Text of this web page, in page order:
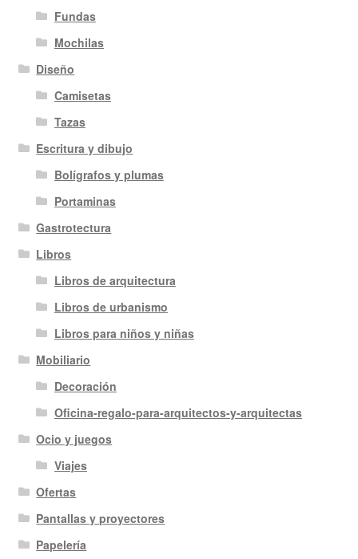
Fundas
Mochilas
Diseño
Camisetas
Tazas
Escritura y dibujo
Bolígrafos y plumas
Portaminas
Gastrotectura
Libros
Libros de arquitectura
Libros de urbanismo
Libros para niños y niñas
Mobiliario
Decoración
Oficina-regalo-para-arquitectos-y-arquitectas
Ocio y juegos
Viajes
Ofertas
Pantallas y proyectores
Papelería